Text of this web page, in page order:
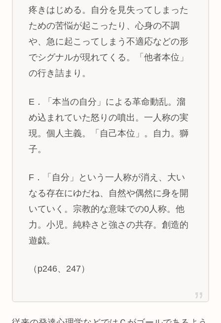
疼きはじめる。自分を見失ってしまった
ための苦悩が起こったり、心身の不調
や、急に起こってしまう不適応などの形
でシグナルが現れてくる。「他者本位」
の行き詰まり。
E．「本当の自分」による革命動乱。溜
め込まれていた怒りの噴出。一人称の実
現。個人主義。「自己本位」。自力。獅
子。
F．「自分」という一人称が消え、大い
なる存在にゆだね、自然や偶然に身を開
いていく。宗教的な意味での0人称。他
力。小児。純粋さと強さの共存。創造的
遊戯。
（p246、247）